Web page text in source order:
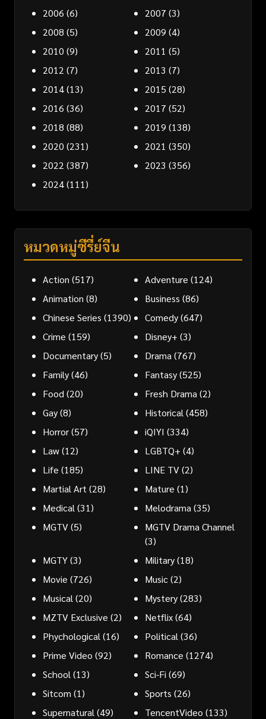
2006 (6) 2007 (3)
2008 (5) 2009 (4)
2010 (9) 2011 (5)
2012 (7) 2013 (7)
2014(13) 2015 (28)
2016 (36) 2017 (52)
2018 (88) 2019 (138)
2020 (231) 2021 (350)
2022 (387) 2023 (356)
2024(111)
หมวดหมู่ซีรี่ย์จีน
Action (517) Adventure (124)
Animation (8) Business (86)
Chinese Series (1390) Comedy(647)
Crime (159) Disney+ (3)
Documentary(5) Drama (767)
Family(46) Fantasy(525)
Food (20) Fresh Drama (2)
Gay(8) Historical (458)
Horror(57) iQIYI (334)
Law(12) LGBTQ+ (4)
Life (185) LINE TV(2)
Martial Art (28) Mature (1)
Medical (31) Melodrama (35)
MGTV(5)
MGTV Drama Channel
(3)
MGTY(3) Military(18)
Movie (726) Music(2)
Musical (20) Mystery(283)
MZTV Exclusive (2) Netflix(64)
Phychological (16) Political (36)
Prime Video (92) Romance (1274)
School (13) Sci-Fi (69)
Sitcom (1) Sports (26)
Supernatural (49) TencentVideo (133)